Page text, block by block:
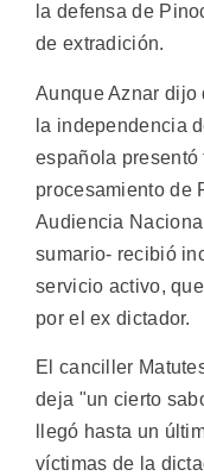
la defensa de
de extradición.
Aunque Aznar dijo
la independencia
española presentó
procesamiento de
Audiencia
sumario- recibió
servicio activo,
por el ex dictador.
El canciller
deja "un cierto
llegó hasta un
víctimas de la